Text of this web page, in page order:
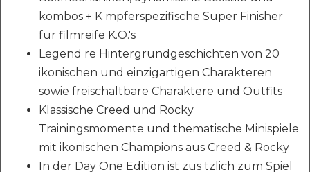
kombos + K mpferspezifische Super Finisher
für filmreife K.O.'s
Legend re Hintergrundgeschichten von 20
ikonischen und einzigartigen Charakteren
sowie freischaltbare Charaktere und Outfits
Klassische Creed und Rocky
Trainingsmomente und thematische Minispiele
mit ikonischen Champions aus Creed & Rocky
In der Day One Edition ist zus tzlich zum Spiel